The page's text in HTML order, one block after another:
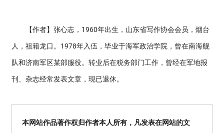
【作者】张心志，1960年出生，山东省写作协会会员，烟台
人，祖籍龙口。1978年入伍，毕业于海军政治学院，曾在南海舰
队和济南军区某部服役。转业后在税务部门工作，曾经在军地报
刊、杂志经常发表文章，现已退休。
本网站作品著作权归作者本人所有，凡发表在网站的文